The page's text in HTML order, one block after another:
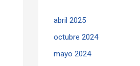
abril 2025
octubre 2024
mayo 2024